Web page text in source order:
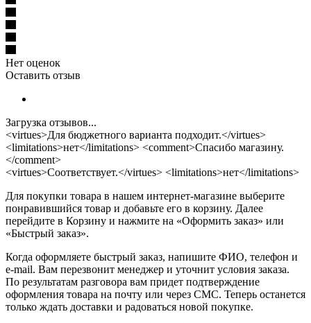
Нет оценок
Оставить отзыв
Загрузка отзывов...
<virtues>Для бюджетного варианта подходит.</virtues>
<limitations>нет</limitations> <comment>Спасибо магазину.
</comment>
<virtues>Соответствует.</virtues> <limitations>нет</limitations>
Для покупки товара в нашем интернет-магазине выберите
понравившийся товар и добавьте его в корзину. Далее
перейдите в Корзину и нажмите на «Оформить заказ» или
«Быстрый заказ».
Когда оформляете быстрый заказ, напишите ФИО, телефон и
e-mail. Вам перезвонит менеджер и уточнит условия заказа.
По результатам разговора вам придет подтверждение
оформления товара на почту или через СМС. Теперь останется
только ждать доставки и радоваться новой покупке.